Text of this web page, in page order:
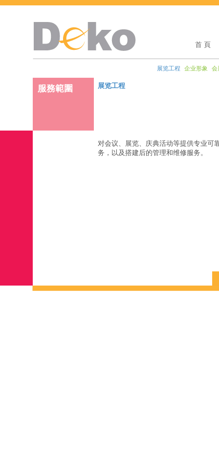
首 頁
展览工程 企业形象 会
服務範圍 展览工程
对会议、展览、庆典活动等提供专业可
务，以及搭建后的管理和维修服务。